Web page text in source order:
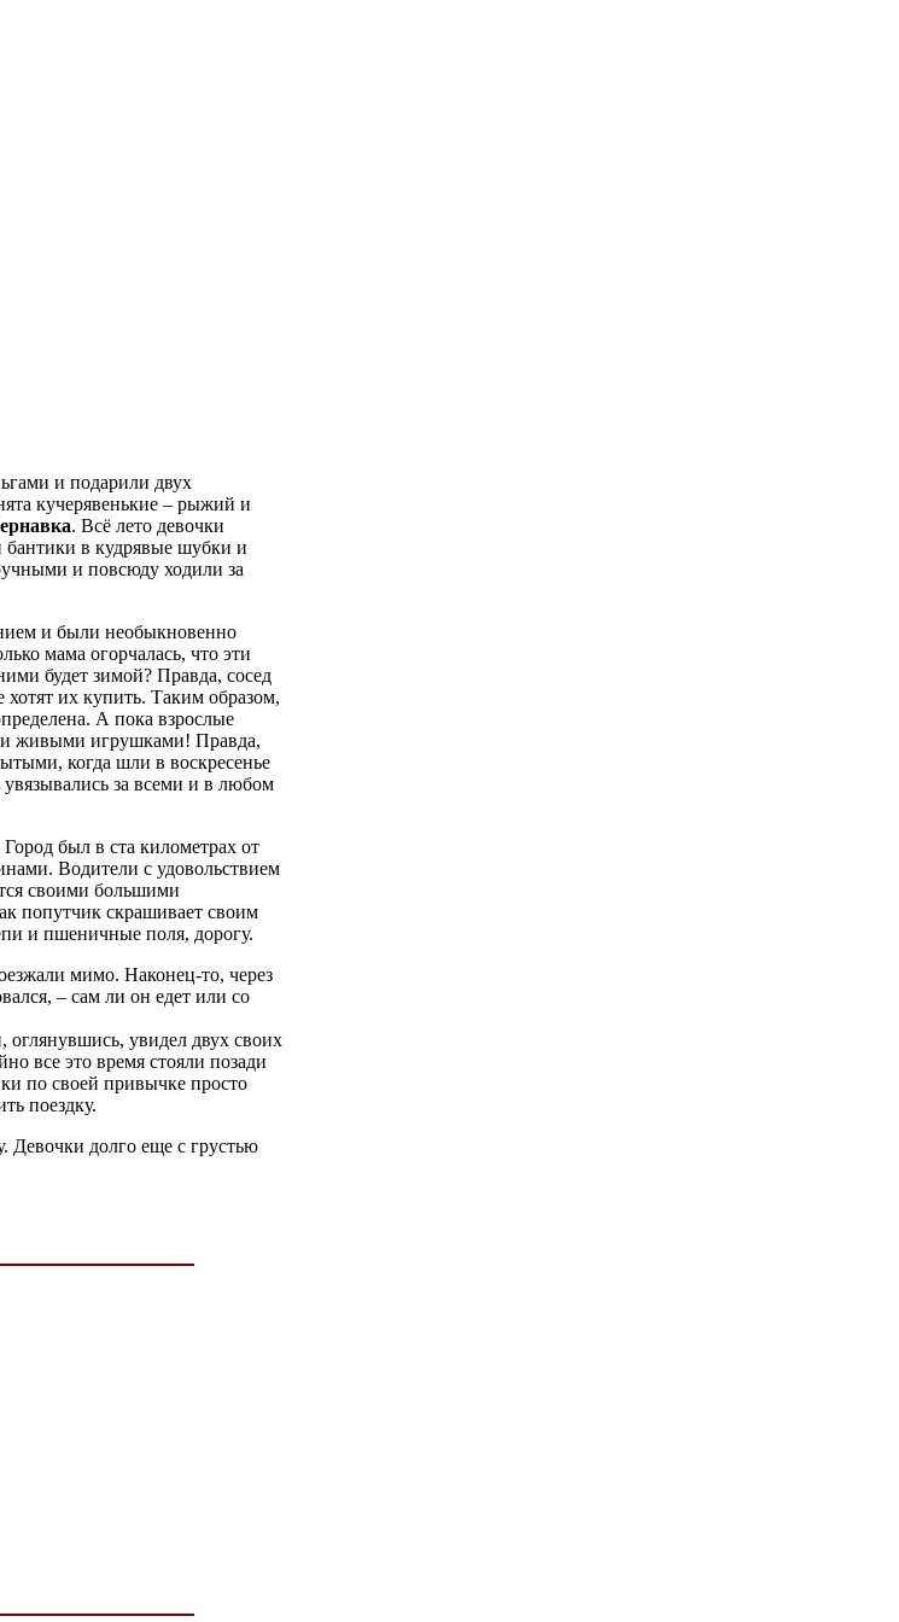
и подарили двух
кучерявенькие – рыжий и
. Всё лето девочки
бантики в кудрявые шубки и
и повсюду ходили за
и были необыкновенно
мама огорчалась, что эти
будет зимой? Правда, сосед
их купить. Таким образом,
А пока взрослые
живыми игрушками! Правда,
когда шли в воскресенье
за всеми и в любом
был в ста километрах от
Водители с удовольствием
своими большими
попутчик скрашивает своим
и пшеничные поля, дорогу.
мимо. Наконец-то, через
– сам ли он едет или со
увидел двух своих
все это время стояли позади
по своей привычке просто
поездку.
Девочки долго еще с грустью